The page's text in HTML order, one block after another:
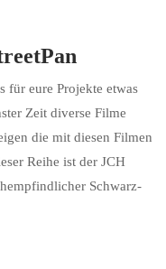
für eure Projekte etwas
Zeit diverse Filme
die mit diesen Filmen
Reihe ist der JCH
Schwarz-